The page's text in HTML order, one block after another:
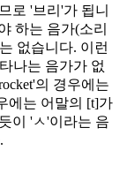
로 '브리'가 됩니
하는 음가(소리
없습니다. 이런
나는 음가가 없
의 경우에는
에는 어말의 [t]가
이 'ㅅ'이라는 음